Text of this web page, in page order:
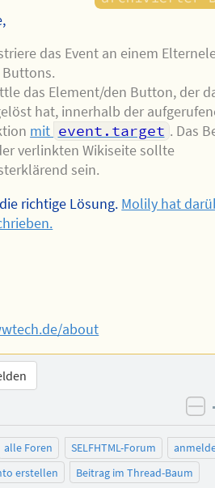
das Event an einem
das Element/den Button, der
hat, innerhalb der
mit event.target . Das
verlinkten Wikiseite sollte
sein.
richtige Lösung. Molily hat
about
alle Foren SELFHTML-Forum
erstellen
Beitrag im Thread-Baum